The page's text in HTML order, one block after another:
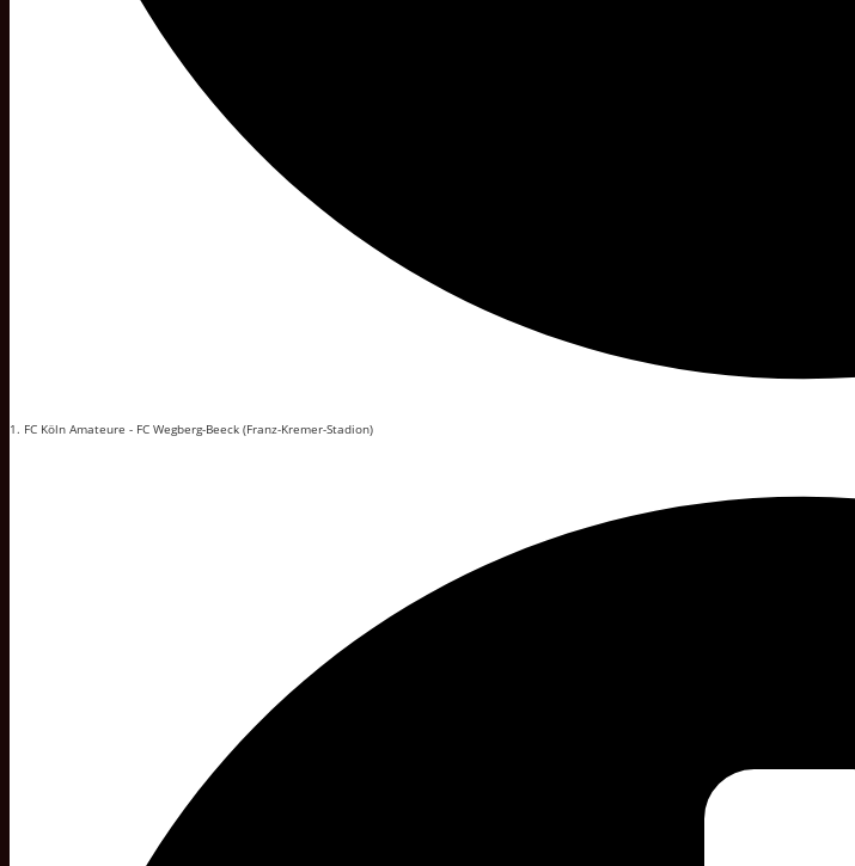
1. FC Köln Amateure - FC Wegberg-Beeck (Franz-Kremer-Stadion)